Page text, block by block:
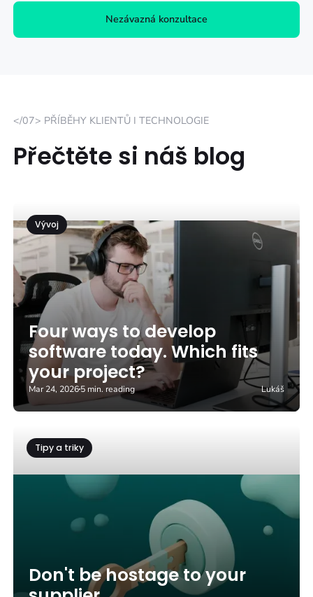
Nezávazná konzultace
</07> PŘÍBĚHY KLIENTŮ I TECHNOLOGIE
Přečtěte si náš blog
Vývoj
Four ways to develop
software today. Which fits
your project?
Mar 24, 20265 min. reading Lukáš
Tipy a triky
Don't be hostage to your